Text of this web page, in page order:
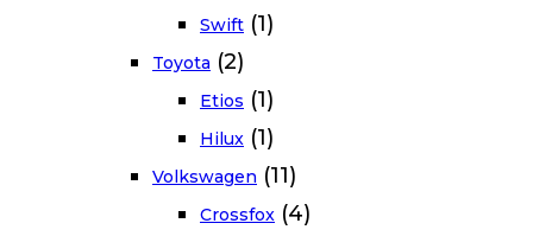
Swift (1)
Toyota (2)
Etios (1)
Hilux (1)
Volkswagen (11)
Crossfox (4)